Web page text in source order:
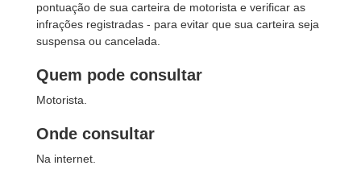
pontuação de sua carteira de motorista e verificar as
infrações registradas - para evitar que sua carteira seja
suspensa ou cancelada.
Quem pode consultar
Motorista.
Onde consultar
Na internet.